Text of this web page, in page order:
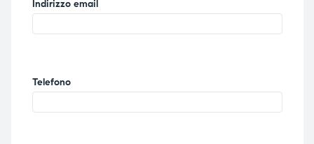
Indirizzo email
Telefono